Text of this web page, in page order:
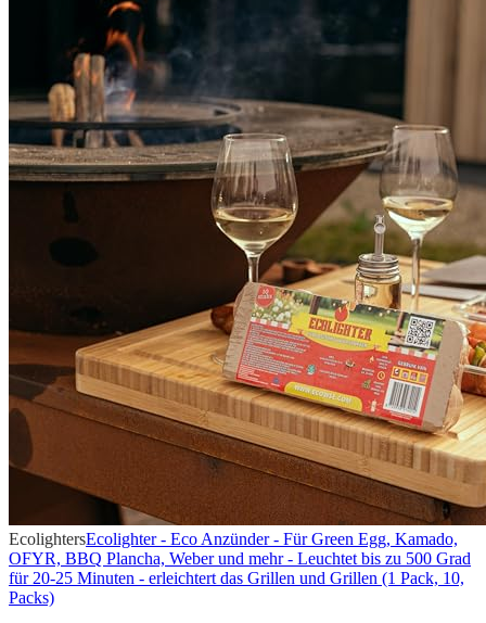
EcolightersEcolighter - Eco Anzünder - Für Green Egg, Kamado,
OFYR, BBQ Plancha, Weber und mehr - Leuchtet bis zu 500 Grad
für 20-25 Minuten - erleichtert das Grillen und Grillen (1 Pack, 10,
Packs)